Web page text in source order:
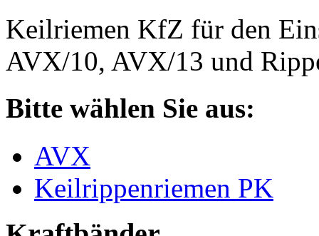
Keilriemen KfZ für den
AVX/10, AVX/13 und
Bitte wählen Sie aus:
AVX
Keilrippenriemen PK